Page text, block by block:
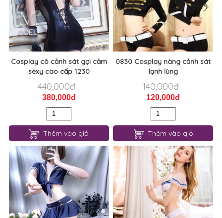
Cosplay cô cảnh sát gợi cảm
sexy cao cấp 1230
440,000đ
380,000đ
Thêm vào giỏ
0830 Cosplay nàng cảnh sát
lạnh lùng
140,000đ
120,000đ
Thêm vào giỏ